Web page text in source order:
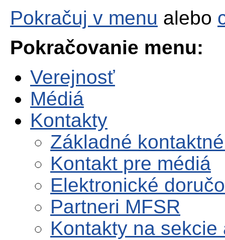
Pokračuj v menu alebo
Pokračovanie menu:
Verejnosť
Médiá
Kontakty
Základné
Kontakt pre médiá
Elektronické
Partneri MFSR
Kontakty na sekcie